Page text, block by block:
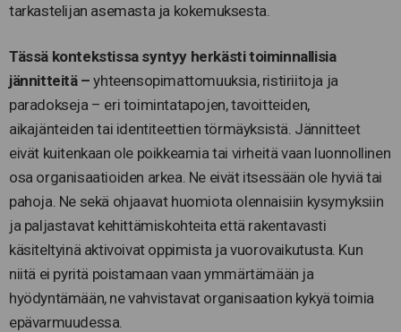
tarkastelijan asemasta ja kokemuksesta.
Tässä kontekstissa syntyy herkästi toiminnallisia
jännitteitä –yhteensopimattomuuksia, ristiriitoja ja
paradokseja – eri toimintatapojen, tavoitteiden,
aikajänteiden tai identiteettien törmäyksistä. Jännitteet
eivät kuitenkaan ole poikkeamia tai virheitä vaan luonnollinen
osa organisaatioiden arkea. Ne eivät itsessään ole hyviä tai
pahoja. Ne sekä ohjaavat huomiota olennaisiin kysymyksiin
ja paljastavat kehittämiskohteita että rakentavasti
käsiteltyinä aktivoivat oppimista ja vuorovaikutusta. Kun
niitä ei pyritä poistamaan vaan ymmärtämään ja
hyödyntämään, ne vahvistavat organisaation kykyä toimia
epävarmuudessa.